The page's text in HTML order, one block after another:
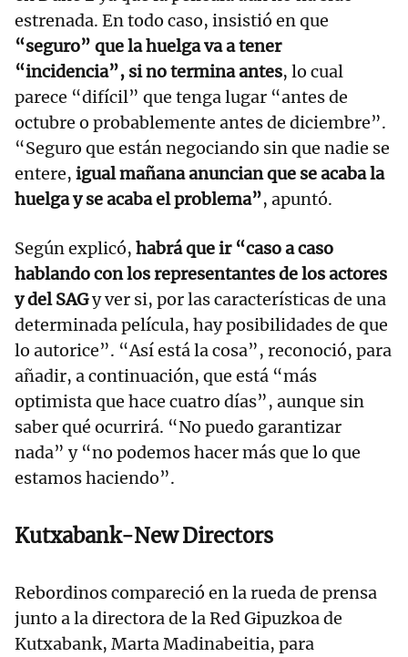
estrenada. En todo caso, insistió en que
“seguro” que la huelga va a tener
“incidencia”, si no termina antes, lo cual
parece “difícil” que tenga lugar “antes de
octubre o probablemente antes de diciembre”.
“Seguro que están negociando sin que nadie se
entere, igual mañana anuncian que se acaba la
huelga y se acaba el problema”, apuntó.
Según explicó, habrá que ir “caso a caso
hablando con los representantes de los actores
y del SAGy ver si, por las características de una
determinada película, hay posibilidades de que
lo autorice”. “Así está la cosa”, reconoció, para
añadir, a continuación, que está “más
optimista que hace cuatro días”, aunque sin
saber qué ocurrirá. “No puedo garantizar
nada” y “no podemos hacer más que lo que
estamos haciendo”.
Kutxabank-New Directors
Rebordinos compareció en la rueda de prensa
junto a la directora de la Red Gipuzkoa de
Kutxabank, Marta Madinabeitia, para